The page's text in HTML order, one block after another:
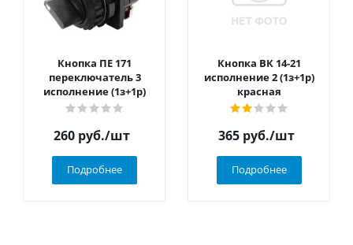
Кнопка ПЕ 171
переключатель 3
исполнение (1з+1р)
260 руб./шт
Подробнее
Кнопка ВК 14-21
исполнение 2 (1з+1р)
красная
365 руб./шт
Подробнее